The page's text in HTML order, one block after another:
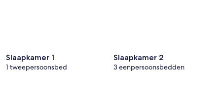
Slaapkamer 1
1 tweepersoonsbed
Slaapkamer 2
3 eenpersoonsbedden